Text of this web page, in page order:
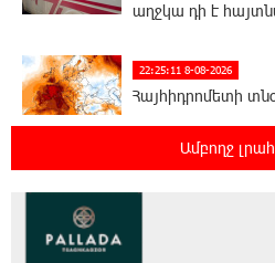
աղջկա դի է
22:25:11 8-08-2026
Հայհիդրոմետի
22:07:09 8-08-2026
Արտակարգ դեպք՝
«Հույս բոլոր
շենքի պատուհաններն ու դռները
Ամբողջ